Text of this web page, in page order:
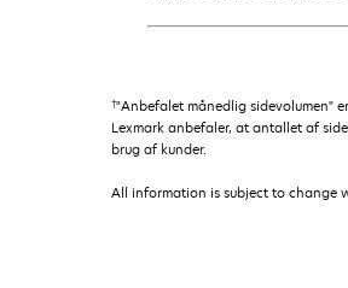
†"Anbefalet månedlig sidevolumen"
Lexmark anbefaler, at antallet af
brug af kunder.
All information is subject to change